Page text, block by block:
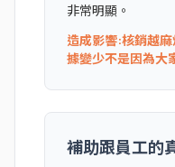
非常明顯。
造成影響:核銷越
據變少不是因為大
補助跟員工的